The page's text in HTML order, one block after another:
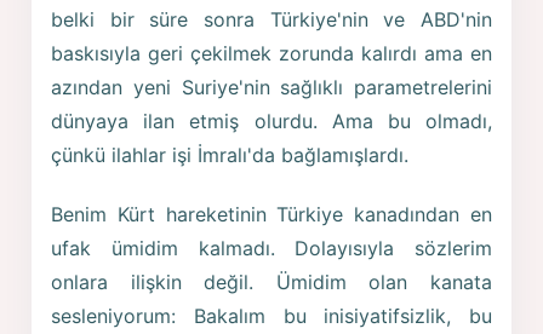
belki bir süre sonra Türkiye'nin ve ABD'nin
baskısıyla geri çekilmek zorunda kalırdı ama en
azından yeni Suriye'nin sağlıklı parametrelerini
dünyaya ilan etmiş olurdu. Ama bu olmadı,
çünkü ilahlar işi İmralı'da bağlamışlardı.
Benim Kürt hareketinin Türkiye kanadından en
ufak ümidim kalmadı. Dolayısıyla sözlerim
onlara ilişkin değil. Ümidim olan kanata
sesleniyorum: Bakalım bu inisiyatifsizlik, bu